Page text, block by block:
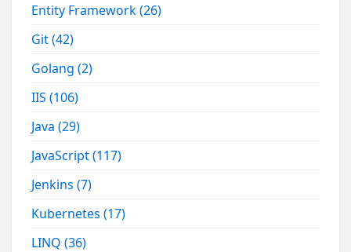
Entity Framework(26)
Git(42)
Golang(2)
IIS(106)
Java(29)
JavaScript(117)
Jenkins(7)
Kubernetes(17)
LINQ(36)